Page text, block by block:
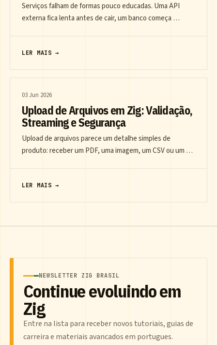
Serviços falham de formas pouco educadas. Uma API
externa fica lenta antes de cair, um banco começa …
LER MAIS →
03 Jun 2026
Upload de Arquivos em Zig: Validação,
Streaming e Segurança
Upload de arquivos parece um detalhe simples de
produto: receber um PDF, uma imagem, um CSV ou um …
LER MAIS →
NEWSLETTER ZIG BRASIL
Continue evoluindo em
Zig
Entre na lista para receber novos tutoriais, guias de
carreira e materiais avancados em portugues.